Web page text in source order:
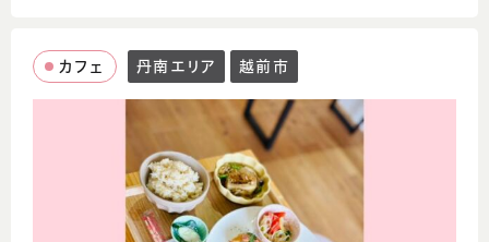
カフェ 丹南エリア 越前市